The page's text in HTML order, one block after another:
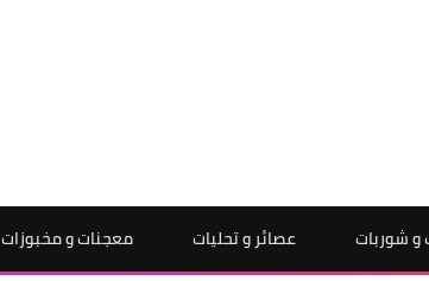
شوربات عصائر و تحليات معجنات و مخبوزات